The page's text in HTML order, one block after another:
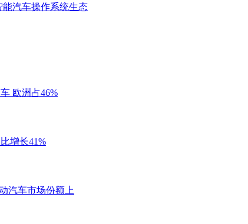
汽车操作系统生态
欧洲占46%
增长41%
汽车市场份额上